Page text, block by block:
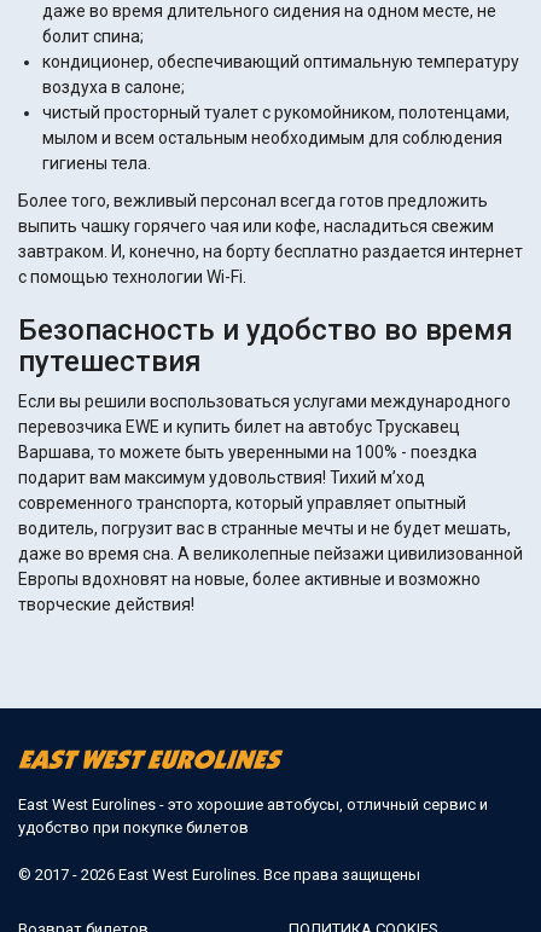
даже во время длительного сидения на одном месте, не
болит спина;
кондиционер, обеспечивающий оптимальную температуру
воздуха в салоне;
чистый просторный туалет с рукомойником, полотенцами,
мылом и всем остальным необходимым для соблюдения
гигиены тела.
Более того, вежливый персонал всегда готов предложить
выпить чашку горячего чая или кофе, насладиться свежим
завтраком. И, конечно, на борту бесплатно раздается интернет
с помощью технологии Wi-Fi.
Безопасность и удобство во время
путешествия
Если вы решили воспользоваться услугами международного
перевозчика EWE и купить билет на автобус Трускавец
Варшава, то можете быть уверенными на 100% - поездка
подарит вам максимум удовольствия! Тихий м’ход
современного транспорта, который управляет опытный
водитель, погрузит вас в странные мечты и не будет мешать,
даже во время сна. А великолепные пейзажи цивилизованной
Европы вдохновят на новые, более активные и возможно
творческие действия!
East West Eurolines - это хорошие автобусы, отличный сервис и
удобство при покупке билетов
© 2017 - 2026 East West Eurolines. Все права защищены